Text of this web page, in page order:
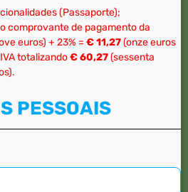
(Passaporte);
comprovante de pagamento da
euros) + 23% = € 11,27(onze euros
totalizando€ 60,27(sessenta
PESSOAIS